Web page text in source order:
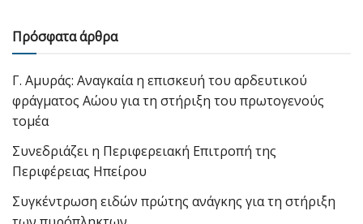
Πρόσφατα άρθρα
Γ. Αμυράς: Αναγκαία η επισκευή του αρδευτικού
φράγματος Αώου για τη στήριξη του πρωτογενούς
τομέα
Συνεδριάζει η Περιφερειακή Επιτροπή της
Περιφέρειας Ηπείρου
Συγκέντρωση ειδών πρώτης ανάγκης για τη στήριξη